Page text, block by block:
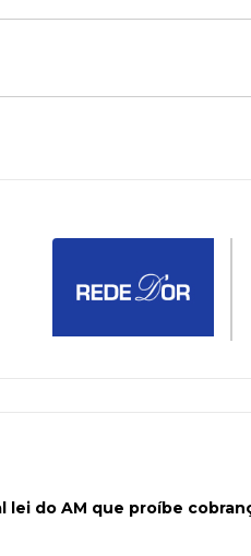
lei do AM que proíbe